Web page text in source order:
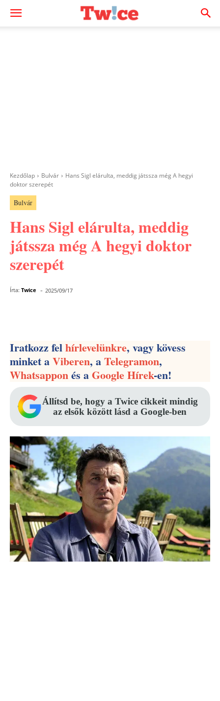
Kezdőlap Bulvár
Hans Sigl elárulta, meddig játssza még A hegyi
doktor szerepét
Bulvár
Hans Sigl elárulta, meddig
játssza még A hegyi doktor
szerepét
Írta: Twice - 2025/09/17
Iratkozz felhírlevelünkre, vagy kövess
minket aViberen, aTelegramon,
Whatsapponés aGoogle Hírek-en!
Állítsd be, hogy a Twice cikkeit mindig
az elsők között lásd a Google-ben